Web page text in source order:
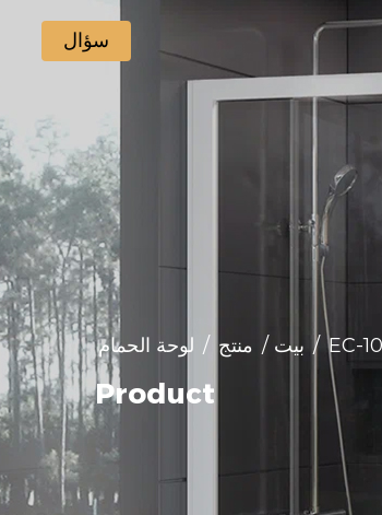
سؤال
بيت / منتج / لوحة الحمام /
Product